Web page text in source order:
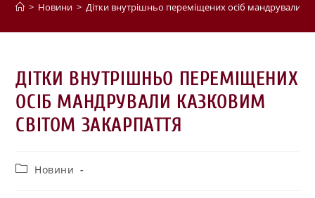
> Новини > Дітки внутрішньо переміщених осіб мандрували
ДІТКИ ВНУТРІШНЬО ПЕРЕМІЩЕНИХ
ОСІБ МАНДРУВАЛИ КАЗКОВИМ
СВІТОМ ЗАКАРПАТТЯ
Новини